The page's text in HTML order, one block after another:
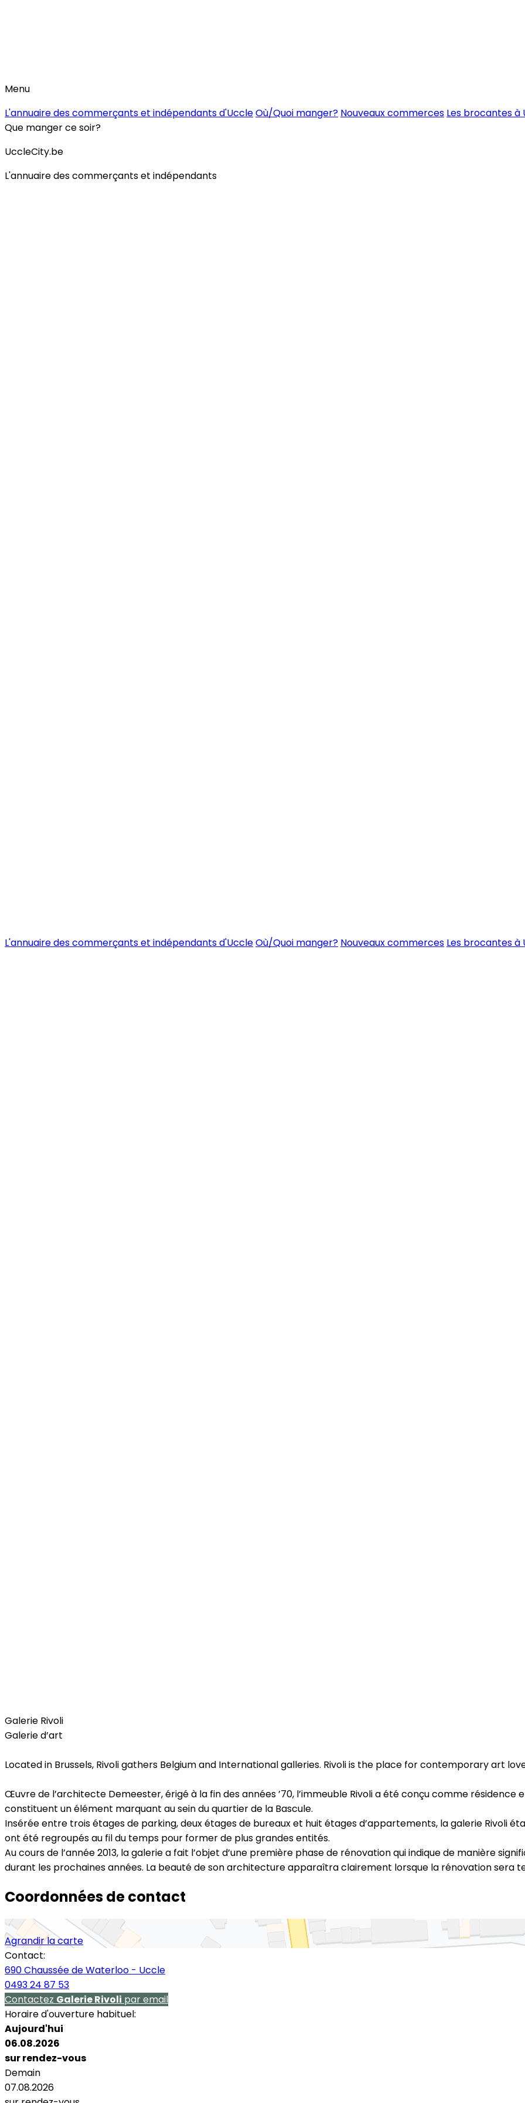
Menu
L'annuaire des commerçants et indépendants d'UccleOù/Quoi manger? Nouveaux commerces Les brocantes à
Que manger ce soir?
UccleCity.be
L'annuaire des commerçants et indépendants
L'annuaire des commerçants et indépendants d'UccleOù/Quoi manger? Nouveaux commerces Les brocantes à
Galerie Rivoli
Galerie d’art
Located in Brussels, Rivoli gathers Belgium and International galleries. Rivoli is the place for contemporary art
Œuvre de l’architecte Demeester, érigé à la fin des années ’70, l’immeuble Rivoli a été conçu comme résidence
constituent un élément marquant au sein du quartier de la Bascule.
Insérée entre trois étages de parking, deux étages de bureaux et huit étages d’appartements, la galerie Rivoli
ont été regroupés au fil du temps pour former de plus grandes entités.
Au cours de l’année 2013, la galerie a fait l’objet d’une première phase de rénovation qui indique de manière
durant les prochaines années. La beauté de son architecture apparaîtra clairement lorsque la rénovation sera
Coordonnées de contact
Agrandir la carte
Contact:
690 Chaussée de Waterloo - Uccle
0493 24 87 53
Contactez Galerie Rivoli par email
Horaire d'ouverture habituel:
Aujourd'hui
06.08.2026
sur rendez-vous
Demain
07.08.2026